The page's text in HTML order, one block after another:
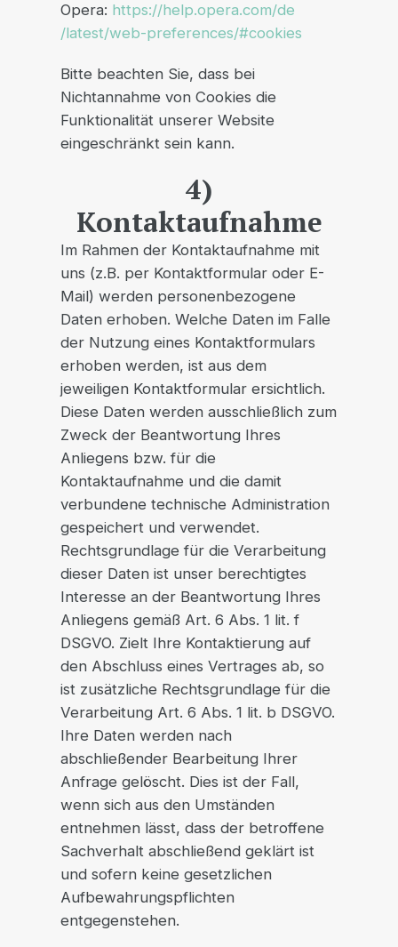
Opera: https://help.opera.com/de
/latest/web-preferences/#cookies
Bitte beachten Sie, dass bei
Nichtannahme von Cookies die
Funktionalität unserer Website
eingeschränkt sein kann.
4)
Kontaktaufnahme
Im Rahmen der Kontaktaufnahme mit
uns (z.B. per Kontaktformular oder E-
Mail) werden personenbezogene
Daten erhoben. Welche Daten im Falle
der Nutzung eines Kontaktformulars
erhoben werden, ist aus dem
jeweiligen Kontaktformular ersichtlich.
Diese Daten werden ausschließlich zum
Zweck der Beantwortung Ihres
Anliegens bzw. für die
Kontaktaufnahme und die damit
verbundene technische Administration
gespeichert und verwendet.
Rechtsgrundlage für die Verarbeitung
dieser Daten ist unser berechtigtes
Interesse an der Beantwortung Ihres
Anliegens gemäß Art. 6 Abs. 1 lit. f
DSGVO. Zielt Ihre Kontaktierung auf
den Abschluss eines Vertrages ab, so
ist zusätzliche Rechtsgrundlage für die
Verarbeitung Art. 6 Abs. 1 lit. b DSGVO.
Ihre Daten werden nach
abschließender Bearbeitung Ihrer
Anfrage gelöscht. Dies ist der Fall,
wenn sich aus den Umständen
entnehmen lässt, dass der betroffene
Sachverhalt abschließend geklärt ist
und sofern keine gesetzlichen
Aufbewahrungspflichten
entgegenstehen.